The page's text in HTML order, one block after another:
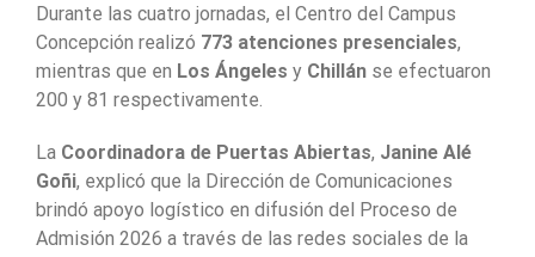
Durante las cuatro jornadas, el Centro del Campus
Concepción realizó 773 atenciones presenciales,
mientras que en Los Ángeles y Chillán se efectuaron
200 y 81 respectivamente.
La Coordinadora de Puertas Abiertas, Janine Alé
Goñi, explicó que la Dirección de Comunicaciones
brindó apoyo logístico en difusión del Proceso de
Admisión 2026 a través de las redes sociales de la